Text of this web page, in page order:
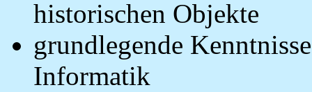
historischen Objekte
grundlegende
Informatik